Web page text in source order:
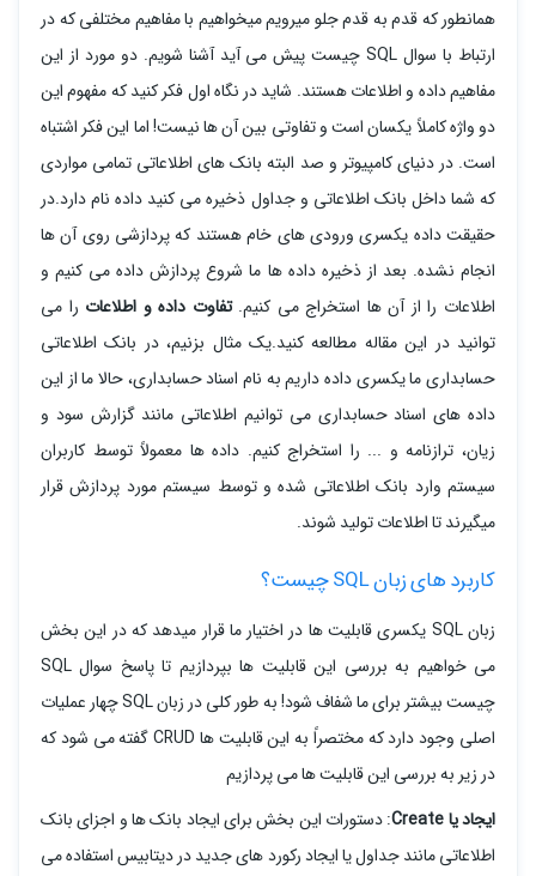
همانطور که قدم به قدم جلو میرویم میخواهیم با مفاهیم مختلفی که در
ارتباط با سوال SQL چیست پیش می آید آشنا شویم. دو مورد از این
مفاهیم داده و اطلاعات هستند. شاید در نگاه اول فکر کنید که مفهوم این
دو واژه کاملاً یکسان است و تفاوتی بین آن ها نیست! اما این فکر اشتباه
است. در دنیای کامپیوتر و صد البته بانک های اطلاعاتی تمامی مواردی
که شما داخل بانک اطلاعاتی و جداول ذخیره می کنید داده نام دارد.در
حقیقت داده یکسری ورودی های خام هستند که پردازشی روی آن ها
انجام نشده. بعد از ذخیره داده ها ما شروع پردازش داده می کنیم و
اطلاعات را از آن ها استخراج می کنیم.تفاوت داده و اطلاعات را می
توانید در این مقاله مطالعه کنید.یک مثال بزنیم، در بانک اطلاعاتی
حسابداری ما یکسری داده داریم به نام اسناد حسابداری، حالا ما از این
داده های اسناد حسابداری می توانیم اطلاعاتی مانند گزارش سود و
زیان، ترازنامه و ... را استخراج کنیم. داده ها معمولاً توسط کاربران
سیستم وارد بانک اطلاعاتی شده و توسط سیستم مورد پردازش قرار
میگیرند تا اطلاعات تولید شوند.
کاربرد های زبان SQL چیست؟
زبان SQL یکسری قابلیت ها در اختیار ما قرار میدهد که در این بخش
می خواهیم به بررسی این قابلیت ها بپردازیم تا پاسخ سوال SQL
چیست بیشتر برای ما شفاف شود! به طور کلی در زبان SQL چهار عملیات
اصلی وجود دارد که مختصراً به این قابلیت ها CRUD گفته می شود که
در زیر به بررسی این قابلیت ها می پردازیم
ایجاد یا Create
: دستورات این بخش برای ایجاد بانک ها و اجزای بانک
اطلاعاتی مانند جداول یا ایجاد رکورد های جدید در دیتابیس استفاده می